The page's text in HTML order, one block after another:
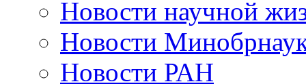
Новости научной
Новости
Новости РАН